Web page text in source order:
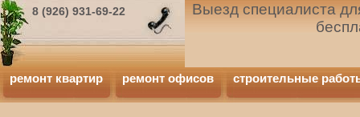
8 (926) 931-69-22
Выезд специалиста
ремонт квартир ремонт офисов строительные